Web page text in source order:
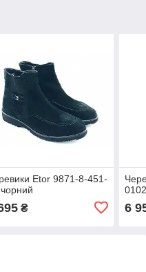
Etor 9871-8-451-
₴ 6